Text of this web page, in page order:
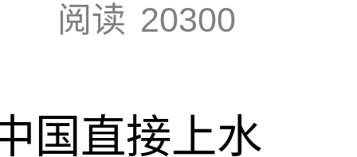
阅读 20300
国直接上水